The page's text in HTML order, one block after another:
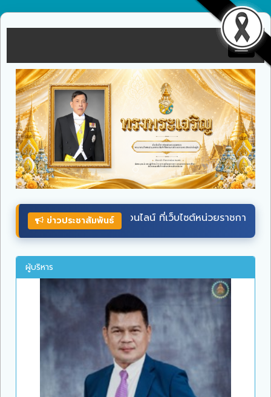
Toggle
ข่าวประชาสัมพันธ์
บไซต์หน่วยราชการในพระองค์wellwishes.royalofficeระหว่า
ผู้บริหาร